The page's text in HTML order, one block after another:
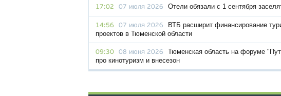
17:02 07 июля 2026 Отели обязали с 1 сентября
14:56 07 июля 2026
ВТБ расширит финансирование
проектов в Тюменской области
09:30 08 июня 2026
Тюменская область на форуме
про кинотуризм и внесезон